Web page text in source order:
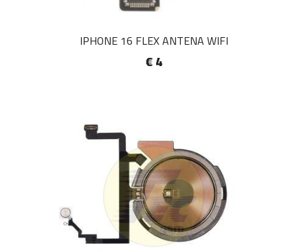
IPHONE 16 FLEX ANTENA WIFI
€ 4